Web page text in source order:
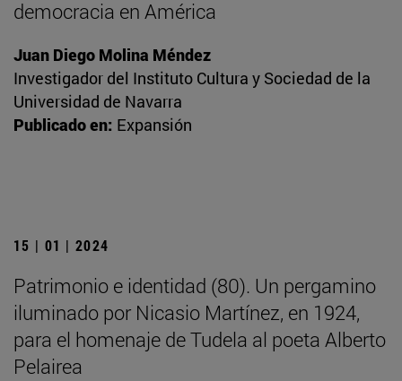
democracia en América
Juan Diego Molina Méndez
Investigador del Instituto Cultura y Sociedad de la
Universidad de Navarra
Publicado en: Expansión
15 | 01 | 2024
Patrimonio e identidad (80). Un pergamino
iluminado por Nicasio Martínez, en 1924,
para el homenaje de Tudela al poeta Alberto
Pelairea